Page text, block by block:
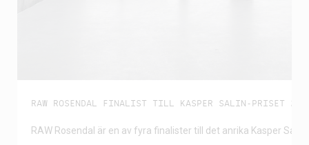
RAW ROSENDAL FINALIST TILL KASPER SALIN-PRISET
RAW Rosendal är en av fyra finalister till det anrika Kasper